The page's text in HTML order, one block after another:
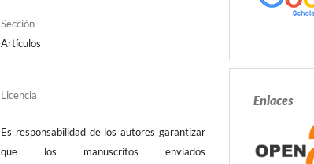
Sección
Artículos
Licencia
Es responsabilidad de los autores garantizar
que los manuscritos enviados
Enlaces